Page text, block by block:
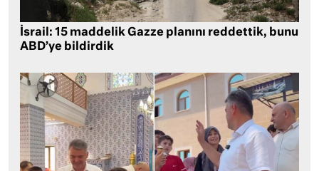
İsrail: 15 maddelik Gazze planını reddettik, bunu
ABD’ye bildirdik